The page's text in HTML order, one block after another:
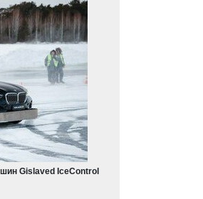
Gislaved IceControl